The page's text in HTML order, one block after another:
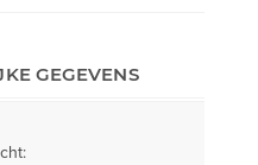
GEGEVENS